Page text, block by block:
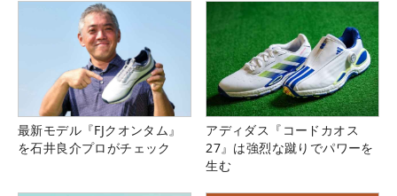
最新モデル『FJクオンタム』
を石井良介プロがチェック
アディダス『コードカオス
27』は強烈な蹴りでパワーを
生む